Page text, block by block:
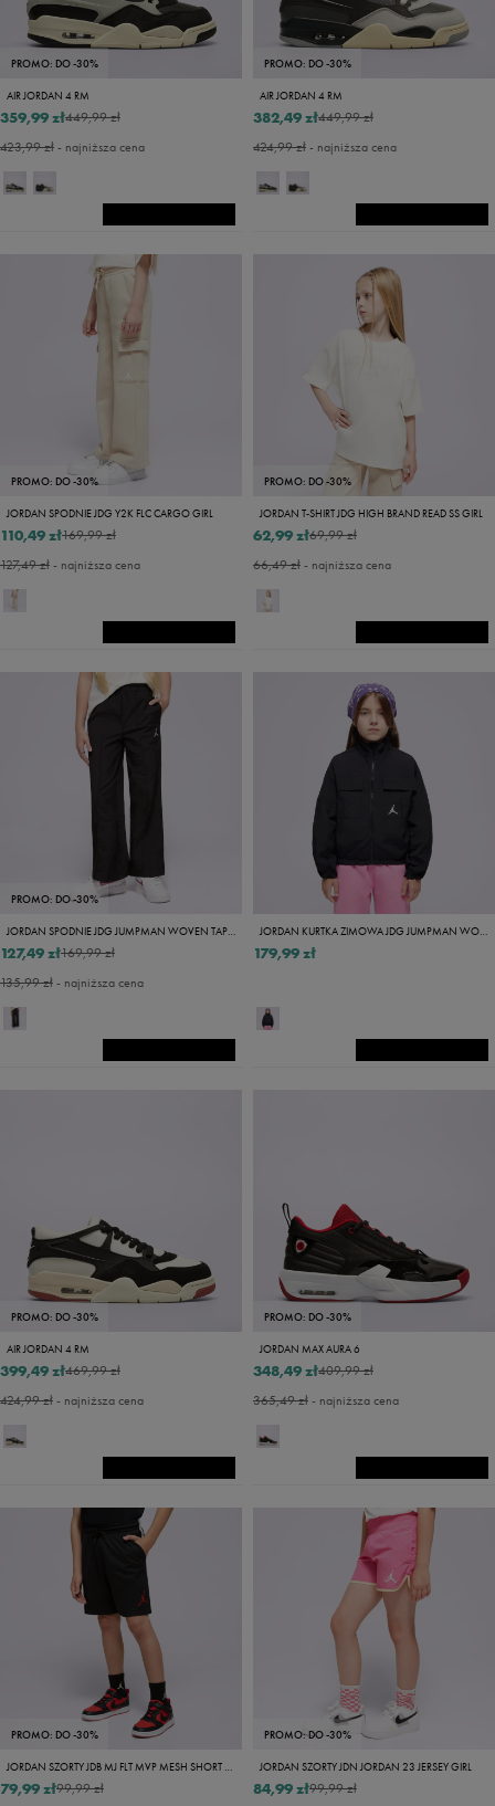
PROMO: DO -30%
AIR JORDAN 4 RM
449,99 zł
359,99 zł
423,99 zł- najniższa cena
PROMO: DO -30%
AIR JORDAN 4 RM
449,99 zł
382,49 zł
424,99 zł- najniższa cena
PROMO: DO -30%
JORDAN SPODNIE JDG Y2K FLC CARGO GIRL
169,99 zł
110,49 zł
127,49 zł- najniższa cena
PROMO: DO -30%
JORDAN T-SHIRT JDG HIGH BRAND READ SS GIRL
69,99 zł
62,99 zł
66,49 zł- najniższa cena
PROMO: DO -30%
JORDAN SPODNIE JDG JUMPMAN WOVEN TAPING PANT GIRL
169,99 zł
127,49 zł
135,99 zł- najniższa cena
JORDAN KURTKA ZIMOWA JDG JUMPMAN WOVEN TAPIN GIRL
179,99 zł
PROMO: DO -30%
AIR JORDAN 4 RM
469,99 zł
399,49 zł
424,99 zł- najniższa cena
PROMO: DO -30%
JORDAN MAX AURA 6
409,99 zł
348,49 zł
365,49 zł- najniższa cena
PROMO: DO -30%
JORDAN SZORTY JDB MJ FLT MVP MESH SHORT BOY
99,99 zł
79,99 zł
PROMO: DO -30%
JORDAN SZORTY JDN JORDAN 23 JERSEY GIRL
99,99 zł
84,99 zł